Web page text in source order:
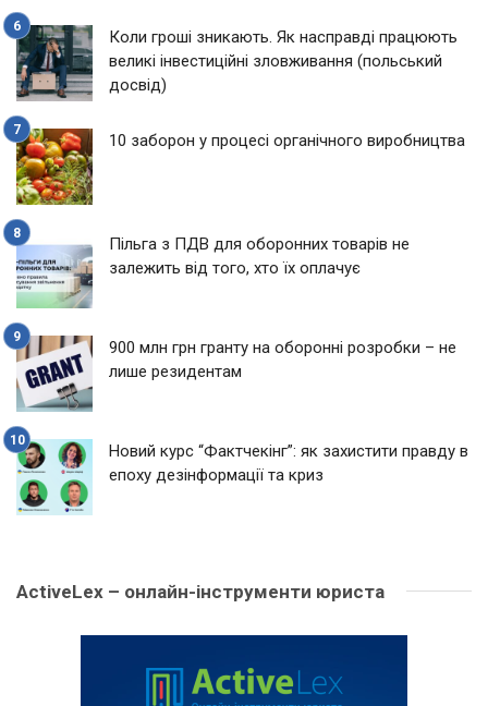
Коли гроші зникають. Як насправді працюють
великі інвестиційні зловживання (польський
досвід)
10 заборон у процесі органічного виробництва
Пільга з ПДВ для оборонних товарів не
залежить від того, хто їх оплачує
900 млн грн гранту на оборонні розробки – не
лише резидентам
Новий курс “Фактчекінг”: як захистити правду в
епоху дезінформації та криз
ActiveLex – онлайн-інструменти юриста